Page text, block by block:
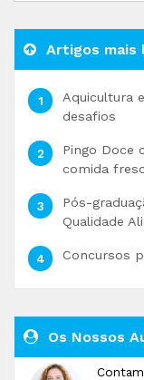
Artigos mais
Aquicultura
desafios
Pingo Doce
comida
Pós-
Qualidade
Concursos
Os Nossos